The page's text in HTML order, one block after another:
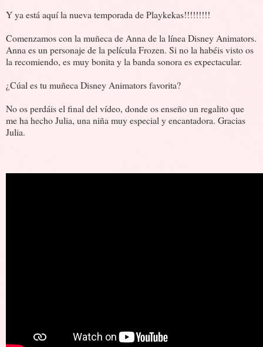
Y ya está aquí la nueva temporada de Playkekas!!!!!!!!!
Comenzamos con la muñeca de Anna de la línea Disney Animators.
Anna es un personaje de la película Frozen. Si no la habéis visto os
la recomiendo, es muy bonita y la banda sonora es expectacular.
¿Cúal es tu muñeca Disney Animators favorita?
No os perdáis el final del vídeo, donde os enseño un regalito que
me ha hecho Julia, una niña muy especial y encantadora. Gracias
Julia.